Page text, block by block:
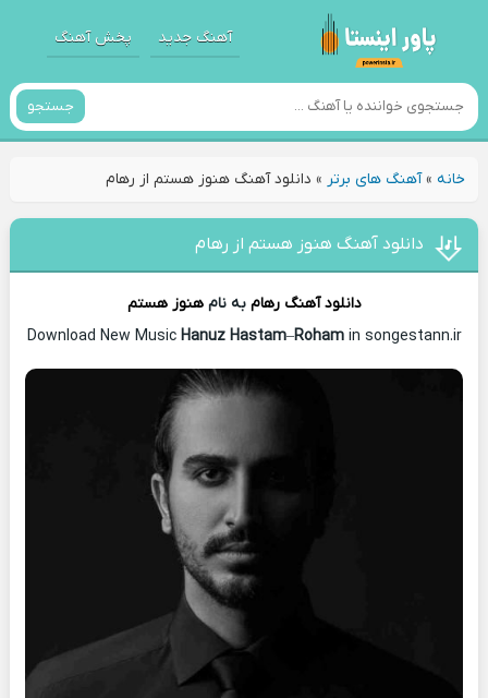
آهنگ جدید پخش آهنگ
جستجو
خانه»آهنگ های برتر » دانلود آهنگ هنوز هستم از رهام
دانلود آهنگ هنوز هستم از رهام
دانلود آهنگ رهام به نامهنوز هستم
Download New Music Hanuz Hastam–Rohamin songestann.ir